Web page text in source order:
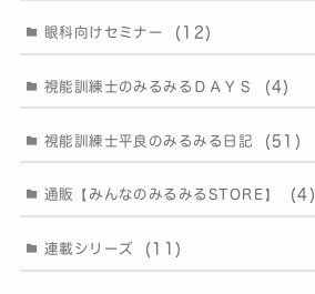
眼科向けセミナー (12)
視能訓練士のみるみるＤＡＹＳ (4)
視能訓練士平良のみるみる日記 (51)
通販【みんなのみるみるSTORE】 (4)
連載シリーズ (11)